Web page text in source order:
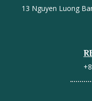
13 Nguyen Luong